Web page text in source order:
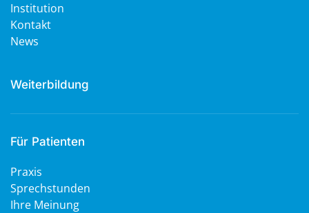
Institution
Kontakt
News
Weiterbildung
Für Patienten
Praxis
Sprechstunden
Ihre Meinung